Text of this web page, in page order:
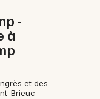
-
à
et des
Brieuc